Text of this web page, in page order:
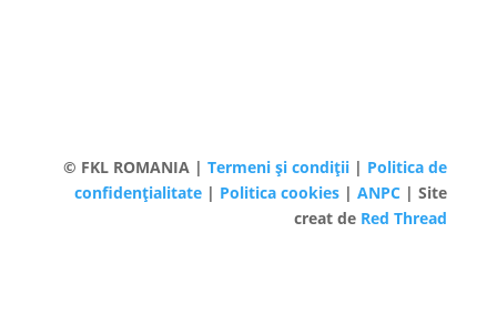
© FKL ROMANIA |Termeni și condiții | Politica de
confidențialitate | Politica cookies |ANPC | Site
creat de Red Thread